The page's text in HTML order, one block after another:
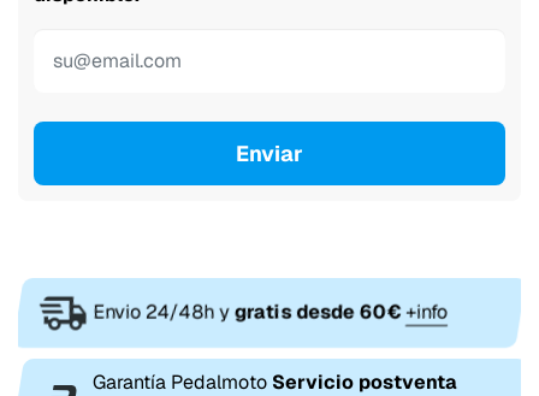
Enviar
Envio 24/48h ygratis desde 60€+info
Garantía Pedalmoto Servicio postventa